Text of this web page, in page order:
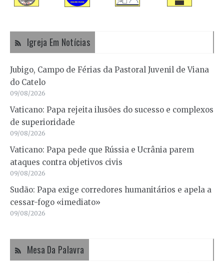
Igreja Em Notícias
Jubigo, Campo de Férias da Pastoral Juvenil de Viana
do Catelo
09/08/2026
Vaticano: Papa rejeita ilusões do sucesso e complexos
de superioridade
09/08/2026
Vaticano: Papa pede que Rússia e Ucrânia parem
ataques contra objetivos civis
09/08/2026
Sudão: Papa exige corredores humanitários e apela a
cessar-fogo «imediato»
09/08/2026
Mesa Da Palavra